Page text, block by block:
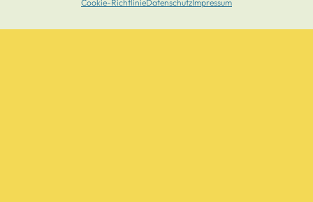
Cookie-RichtlinieDatenschutzImpressum